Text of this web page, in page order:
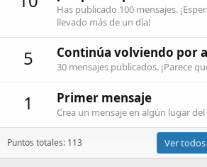
Has publicado 100 mensajes.
llevado más de un día!
5 Continúa volviendo por
30 mensajes publicados. ¡Parece
1 Primer mensaje
Crea un mensaje en algún lugar
Puntos totales: 113 Ver